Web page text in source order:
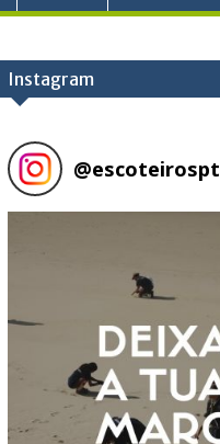
Instagram
@escoteirospt